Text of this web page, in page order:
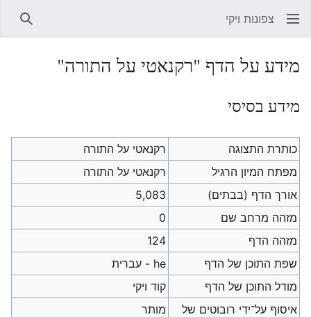
צפונות ויקי
מידע על הדף "רקנאטי על התורה"
מידע בסיסי
כותרת התצוגה
רקנאטי על התורה
מפתח המיון הרגיל
רקנאטי על התורה
אורך הדף (בבתים)
5,083
מזהה מרחב שם
0
מזהה הדף
124
שפת התוכן של הדף
he - עברית
מודל התוכן של הדף
קוד ויקי
איסוף על־ידי רובוטים של
מותר